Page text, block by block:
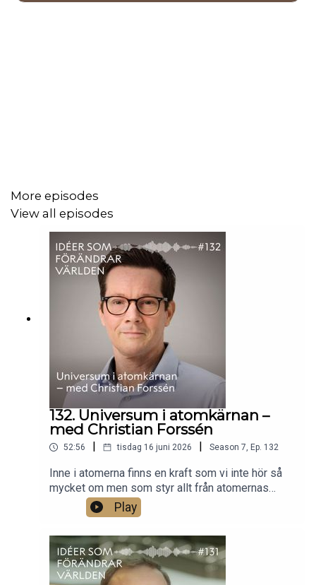
More episodes
View all episodes
132. Universum i atomkärnan –
med Christian Forssén
52:56 tisdag 16 juni 2026 Season 7, Ep. 132
Inne i atomerna finns en kraft som vi inte hör så
mycket om men som styr allt från atomernas
stabilitet till stjärnornas livscykler. Den här starka
kraften kan lära oss mer om universums
utveckling och ge ledtrådar till varför det finns
mer materia än antimateria. Fysikern Christian
Forssén berättar om hur krafter i atomkärnans inre
kan spegla universums största gåtor..
Play